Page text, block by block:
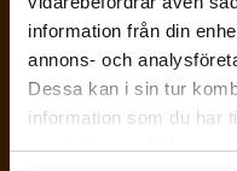
information från din
annons- och
Dessa kan i sin tur
information som du har
samlat in när du har